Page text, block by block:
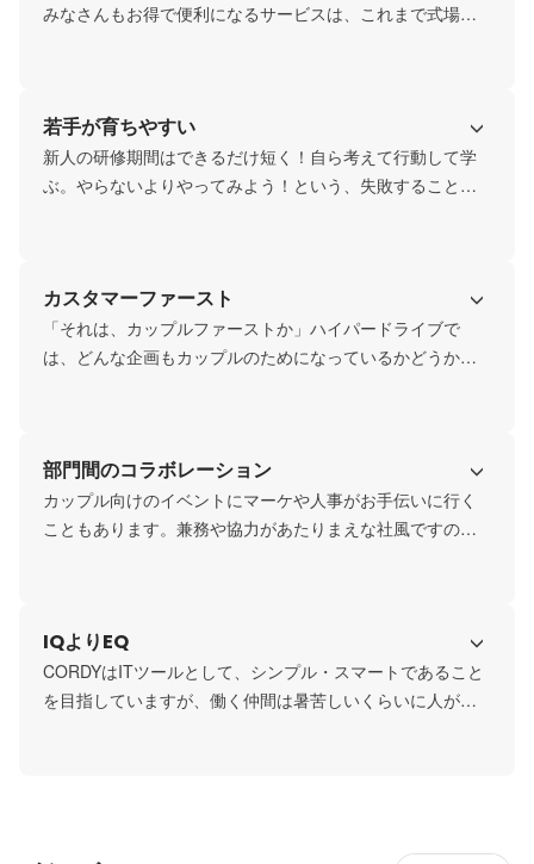
けて、プロダクトへの強い想いは各セクションを越えて共
みなさんもお得で便利になるサービスは、これまで式場経
は、ITリテラシーが高い世代のみなさんが、次世代のウェ
ディングシーンを創造するために欠かせないツールとなる
ことを目指しています。
若手が育ちやすい
新人の研修期間はできるだけ短く！自ら考えて行動して学
ぶ。やらないよりやってみよう！という、失敗することを
打ち込めるように、制度や福利厚生もしっかり充実させま
した。
カスタマーファースト
「それは、カップルファーストか」ハイパードライブで
は、どんな企画もカップルのためになっているかどうかで
しくなることを目指し、結婚式の思い出が準備が大変だっ
たなんてことにならないように、これまでの経験を全て詰
め込みました。
部門間のコラボレーション
カップル向けのイベントにマーケや人事がお手伝いに行く
こともあります。兼務や協力があたりまえな社風ですの
数存在する環境です。
IQよりEQ
CORDYはITツールとして、シンプル・スマートであること
を目指していますが、働く仲間は暑苦しいくらいに人が好